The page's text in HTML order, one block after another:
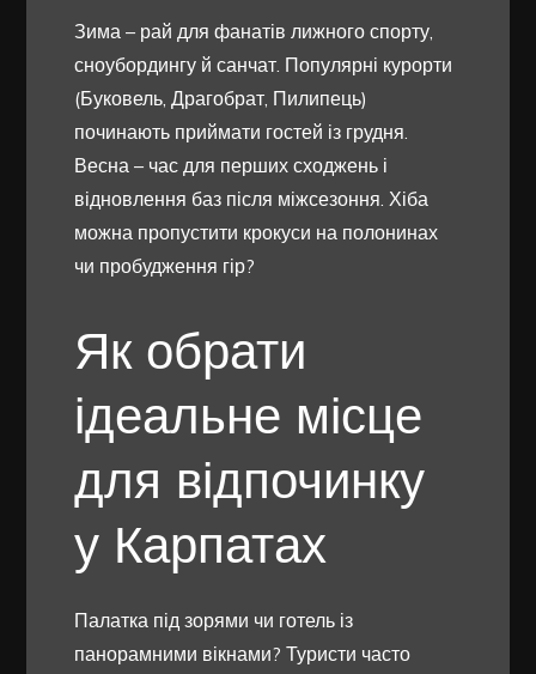
Зима – рай для фанатів лижного спорту,
сноубордингу й санчат. Популярні курорти
(Буковель, Драгобрат, Пилипець)
починають приймати гостей із грудня.
Весна – час для перших сходжень і
відновлення баз після міжсезоння. Хіба
можна пропустити крокуси на полонинах
чи пробудження гір?
Як обрати
ідеальне місце
для відпочинку
у Карпатах
Палатка під зорями чи готель із
панорамними вікнами? Туристи часто